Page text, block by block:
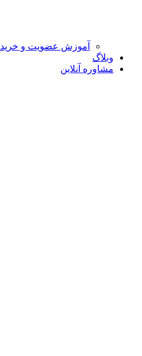
آموزش عضویت و خرید
وبلاگ
مشاوره آنلاین